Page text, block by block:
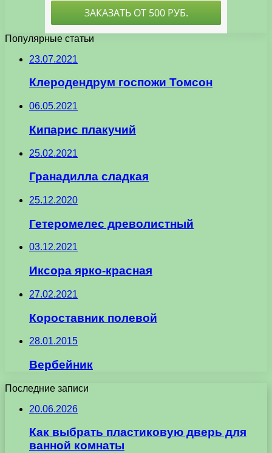
Популярные статьи
23.07.2021
Клеродендрум госпожи Томсон
06.05.2021
Кипарис плакучий
25.02.2021
Гранадилла сладкая
25.12.2020
Гетеромелес древолистный
03.12.2021
Иксора ярко-красная
27.02.2021
Короставник полевой
28.01.2015
Вербейник
Последние записи
20.06.2026
Как выбрать пластиковую дверь для
ванной комнаты